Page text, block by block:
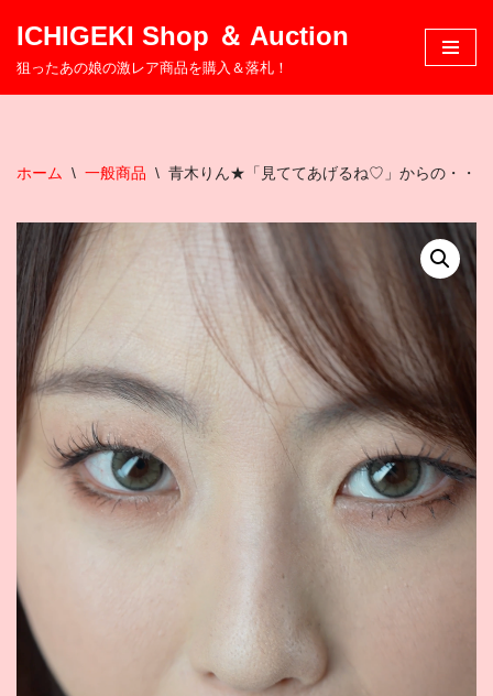
コ
ツ
キ
ッ
プ
ICHIGEKI Shop ＆ Auction
狙ったあの娘の激レア商品を購入＆落札！
ホーム \ 一般商品 \ 青木りん★「見ててあげるね♡」からの・・・